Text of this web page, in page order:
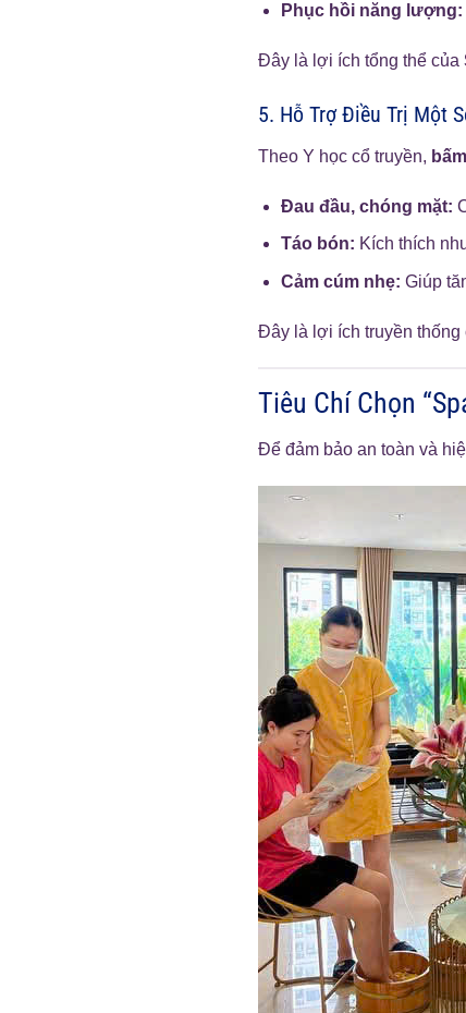
Phục hồi năng lượng:
Đây là lợi ích tổng thể của
5. Hỗ Trợ Điều Trị Một
Theo Y học cổ truyền,
Đau đầu, chóng mặt:
Táo bón: Kích thích
Cảm cúm nhẹ: Giúp
Đây là lợi ích truyền thống
Tiêu Chí Chọn
Để đảm bảo an toàn và